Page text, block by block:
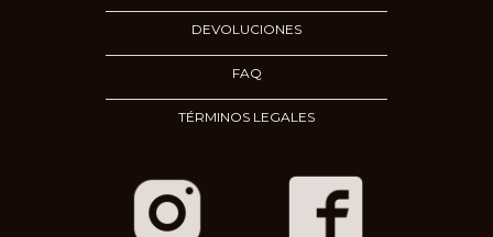
DEVOLUCIONES
FAQ
TÉRMINOS LEGALES